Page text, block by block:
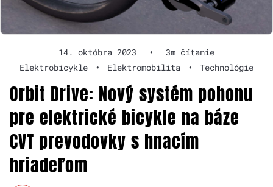
14. októbra 2023 •
3m čítanie
Elektrobicykle
• Elektromobilita • Technológie
Orbit Drive: Nový systém pohonu
pre elektrické bicykle na báze
CVT prevodovky s hnacím
hriadeľom